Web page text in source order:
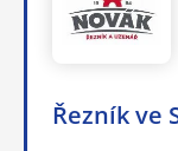
Řezník ve